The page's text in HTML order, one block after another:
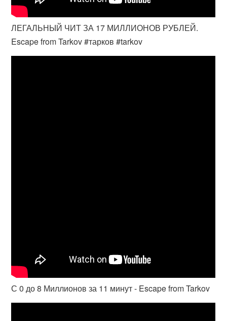
ЛЕГАЛЬНЫЙ ЧИТ ЗА 17 МИЛЛИОНОВ РУБЛЕЙ.
Escape from Tarkov #тарков #tarkov
С 0 до 8 Миллионов за 11 минут - Escape from Tarkov